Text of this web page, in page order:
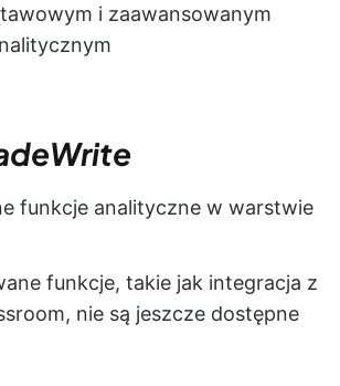
i zaawansowanym
funkcje analityczne w warstwie
funkcje, takie jak integracja z
nie są jeszcze dostępne